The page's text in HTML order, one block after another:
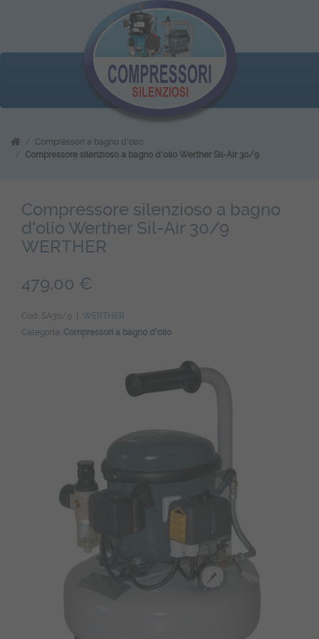
Compressori a bagno d'olio
Compressore silenzioso a bagno d'olio Werther Sil-Air 30/9
Compressore silenzioso a bagno
d'olio Werther Sil-Air 30/9
WERTHER
479,00 €
Cod. SA30/9 | WERTHER
Categoria: Compressori a bagno d'olio